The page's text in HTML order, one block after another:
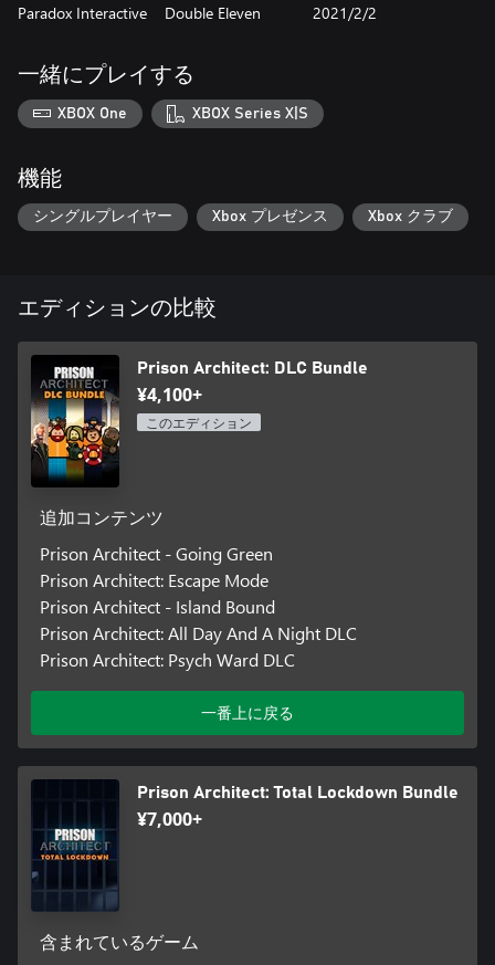
Paradox Interactive Double Eleven 2021/2/2
一緒にプレイする
XBOX One XBOX Series X|S
機能
シングルプレイヤー Xbox プレゼンス Xbox クラブ
エディションの比較
Prison Architect: DLC Bundle
¥4,100+
このエディション
追加コンテンツ
Prison Architect - Going Green
Prison Architect: Escape Mode
Prison Architect - Island Bound
Prison Architect: All Day And A Night DLC
Prison Architect: Psych Ward DLC
一番上に戻る
Prison Architect: Total Lockdown Bundle
¥7,000+
含まれているゲーム